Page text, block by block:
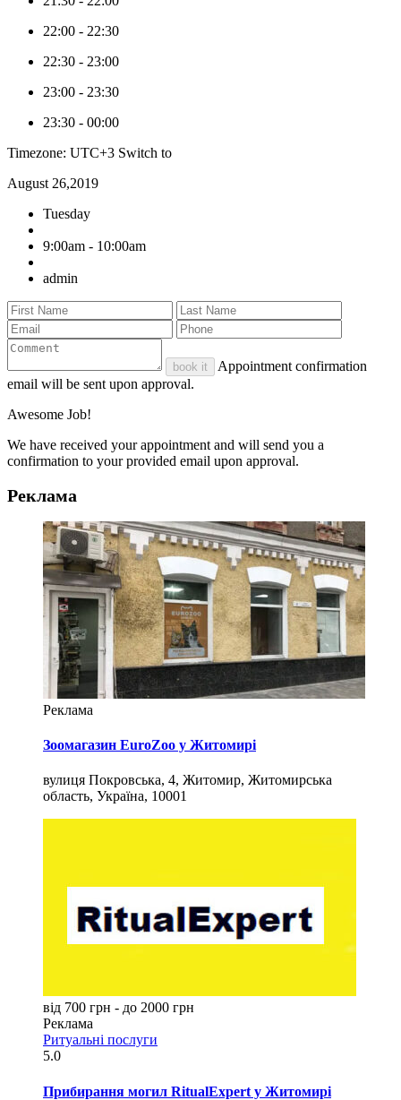
22:00 - 22:30
22:30 - 23:00
23:00 - 23:30
23:30 - 00:00
Timezone: UTC+3 Switch to
August 26,2019
Tuesday
9:00am - 10:00am
admin
book it
Appointment confirmation
email will be sent upon approval.
Awesome Job!
We have received your appointment and will send you a
confirmation to your provided email upon approval.
Реклама
Реклама
Зоомагазин EuroZoo у Житомирі
вулиця Покровська, 4, Житомир, Житомирська
область, Україна, 10001
від 700 грн - до 2000 грн
Реклама
Ритуальні послуги
5.0
Прибирання могил RitualExpert у Житомирі